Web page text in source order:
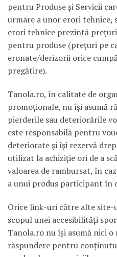
pentru Produse şi Servicii
urmare a unor erori tehnice,
erori tehnice prezintă
pentru produse (preţuri pe
eronate/derizorii orice
pregătire).
Tanola.ro, în calitate de
promoţionale, nu îşi asumă
pierderile sau deteriorările
este responsabilă pentru
deteriorate şi îşi rezervă
utilizat la achiziţie ori de a
valoarea de rambursat, în
a unui produs participant în
Orice link-uri către alte
scopul unei accesibilităţi
Tanola.ro nu îşi asumă nici
răspundere pentru